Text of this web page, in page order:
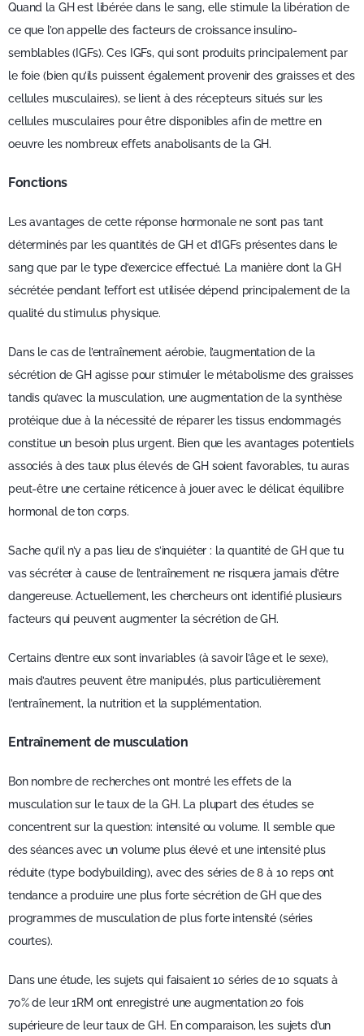
Quand la GH est libérée dans le sang, elle stimule la libération de
ce que l’on appelle des facteurs de croissance insulino-
semblables (IGFs). Ces IGFs, qui sont produits principalement par
le foie (bien qu’ils puissent également provenir des graisses et des
cellules musculaires), se lient à des récepteurs situés sur les
cellules musculaires pour être disponibles afin de mettre en
oeuvre les nombreux effets anabolisants de la GH.
Fonctions
Les avantages de cette réponse hormonale ne sont pas tant
déterminés par les quantités de GH et d’IGFs présentes dans le
sang que par le type d’exercice effectué. La manière dont la GH
sécrétée pendant l’effort est utilisée dépend principalement de la
qualité du stimulus physique.
Dans le cas de l’entraînement aérobie, l’augmentation de la
sécrétion de GH agisse pour stimuler le métabolisme des graisses
tandis qu’avec la musculation, une augmentation de la synthèse
protéique due à la nécessité de réparer les tissus endommagés
constitue un besoin plus urgent. Bien que les avantages potentiels
associés à des taux plus élevés de GH soient favorables, tu auras
peut-être une certaine réticence à jouer avec le délicat équilibre
hormonal de ton corps.
Sache qu’il n’y a pas lieu de s’inquiéter : la quantité de GH que tu
vas sécréter à cause de l’entraînement ne risquera jamais d’être
dangereuse. Actuellement, les chercheurs ont identifié plusieurs
facteurs qui peuvent augmenter la sécrétion de GH.
Certains d’entre eux sont invariables (à savoir l’âge et le sexe),
mais d’autres peuvent être manipulés, plus particulièrement
l’entraînement, la nutrition et la supplémentation.
Entraînement de musculation
Bon nombre de recherches ont montré les effets de la
musculation sur le taux de la GH. La plupart des études se
concentrent sur la question: intensité ou volume. Il semble que
des séances avec un volume plus élevé et une intensité plus
réduite (type bodybuilding), avec des séries de 8 à 10 reps ont
tendance a produire une plus forte sécrétion de GH que des
programmes de musculation de plus forte intensité (séries
courtes).
Dans une étude, les sujets qui faisaient 10 séries de 10 squats à
70% de leur 1RM ont enregistré une augmentation 20 fois
supérieure de leur taux de GH. En comparaison, les sujets d’un